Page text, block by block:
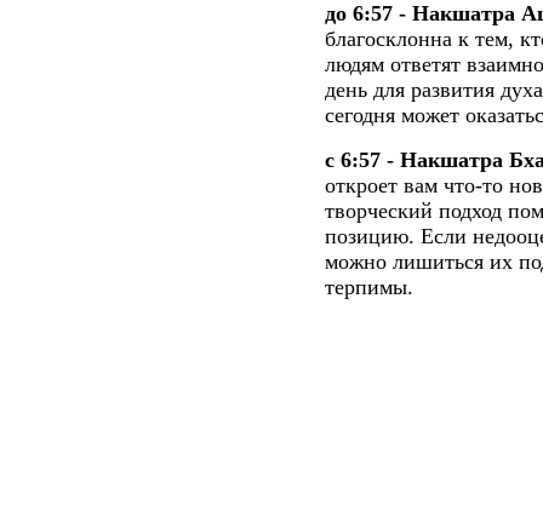
до 6:57 - Накшатра
благосклонна к тем,
людям ответят
день для развития
сегодня может
с 6:57 - Накшатра
откроет вам что-то
творческий подход
позицию. Если
можно лишиться их
терпимы.